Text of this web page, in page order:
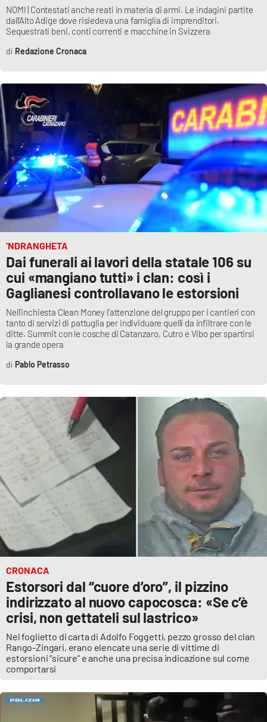
NOMI | Contestati anche reati in materia di armi. Le indagini partite
dall’Alto Adige dove risiedeva una famiglia di imprenditori.
Sequestrati beni, conti correnti e macchine in Svizzera
Redazione Cronaca
’NDRANGHETA
Dai funerali ai lavori della statale 106 su
cui «mangiano tutti» i clan: così i
Gaglianesi controllavano le estorsioni
Nell’inchiesta Clean Money l’attenzione del gruppo per i cantieri con
tanto di servizi di pattuglia per individuare quelli da infiltrare con le
ditte. Summit con le cosche di Catanzaro, Cutro e Vibo per spartirsi
la grande opera
Pablo Petrasso
CRONACA
Estorsori dal “cuore d’oro”, il pizzino
indirizzato al nuovo capocosca: «Se c’è
crisi, non gettateli sul lastrico»
Nel foglietto di carta di Adolfo Foggetti, pezzo grosso del clan
Rango-Zingari, erano elencate una serie di vittime di
estorsioni “sicure” e anche una precisa indicazione sul come
comportarsi